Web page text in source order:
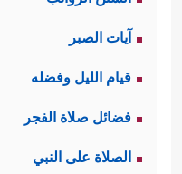
آيات الصبر
قيام الليل وفضله
فضائل صلاة الفجر
الصلاة على النبي